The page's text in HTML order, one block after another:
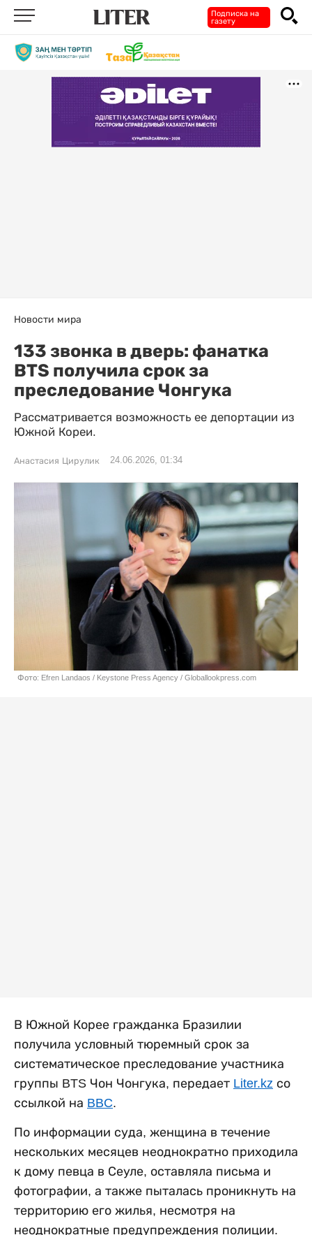
Подписка на
газету
Новости мира
133 звонка в дверь: фанатка
BTS получила срок за
преследование Чонгука
Рассматривается возможность ее депортации из
Южной Кореи.
Анастасия Цирулик 24.06.2026, 01:34
Фото: Efren Landaos / Keystone Press Agency / Globallookpress.com
В Южной Корее гражданка Бразилии
получила условный тюремный срок за
систематическое преследование участника
группы BTS Чон Чонгука, передает Liter.kz со
ссылкой на BBC.
По информации суда, женщина в течение
нескольких месяцев неоднократно приходила
к дому певца в Сеуле, оставляла письма и
фотографии, а также пыталась проникнуть на
территорию его жилья, несмотря на
неоднократные предупреждения полиции.